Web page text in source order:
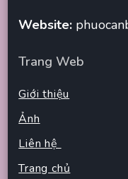
Website:
Trang Web
Giới thiệu
Ảnh
Liên hệ
Trang chủ